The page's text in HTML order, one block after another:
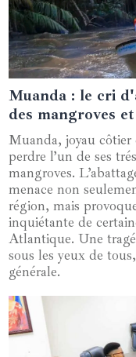
22 mars 2025
Muanda : le cri
des mangroves
Muanda, joyau
perdre l’un de ses
mangroves.
menace non
région, mais
inquiétante de
Atlantique. Une
sous les yeux de
générale.